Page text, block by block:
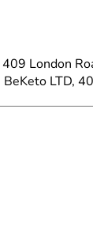
London
LTD,